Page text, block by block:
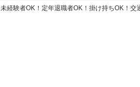
未経験者OK！定年退職者OK！掛け持ちOK！交